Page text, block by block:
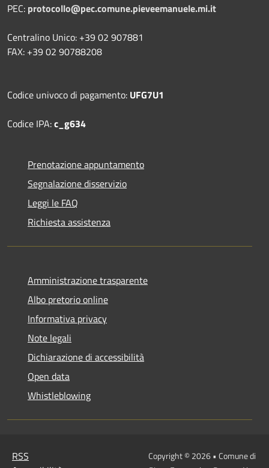
PEC: protocollo@pec.comune.pieveemanuele.mi.it
Centralino Unico: +39 02 907881
FAX: +39 02 90788208
Codice univoco di pagamento: UFG7U1
Codice IPA:c_g634
Prenotazione appuntamento
Segnalazione disservizio
Leggi le FAQ
Richiesta assistenza
Amministrazione trasparente
Albo pretorio online
Informativa privacy
Note legali
Dichiarazione di accessibilità
Open data
Whistleblowing
RSS
Copyright © 2026 • Comune di